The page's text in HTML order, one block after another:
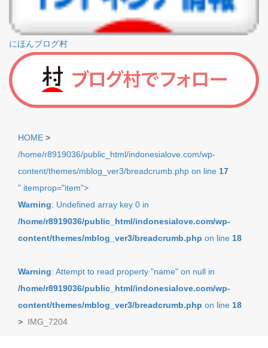
にほんブログ村
HOME >
/home/r8919036/public_html/indonesialove.com/wp-
content/themes/mblog_ver3/breadcrumb.php on line 17
" itemprop="item">
Warning: Undefined array key 0 in
/home/r8919036/public_html/indonesialove.com/wp-
content/themes/mblog_ver3/breadcrumb.php on line 18
Warning: Attempt to read property "name" on null in
/home/r8919036/public_html/indonesialove.com/wp-
content/themes/mblog_ver3/breadcrumb.php on line 18
> IMG_7204